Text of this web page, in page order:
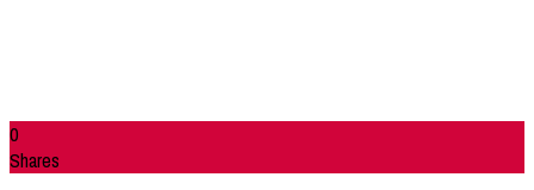
0
Shares